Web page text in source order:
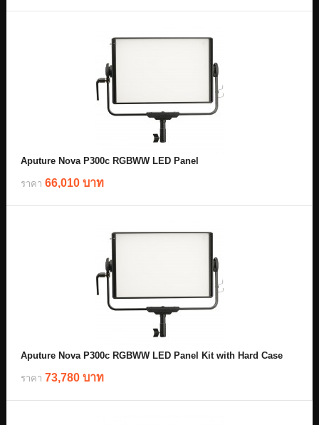
Aputure Nova P300c RGBWW LED Panel
ราคา 66,010 บาท
Aputure Nova P300c RGBWW LED Panel Kit with Hard Case
ราคา 73,780 บาท